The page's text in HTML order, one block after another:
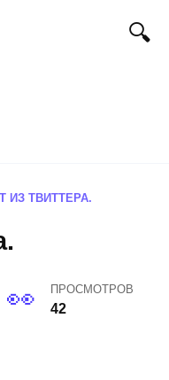
ИЗ ТВИТТЕРА.
ПРОСМОТРОВ
42